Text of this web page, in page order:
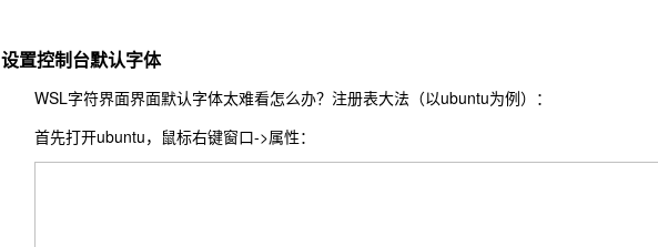
设置控制台默认字体
WSL字符界面界面默认字体太难看怎么办？注册表大法（以ubuntu为例）：
首先打开ubuntu，鼠标右键窗口->属性：